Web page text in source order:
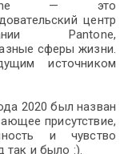
— это
центр
Pantone,
сферы жизни.
источником
2020 был назван
присутствие,
и чувство
так и было :).